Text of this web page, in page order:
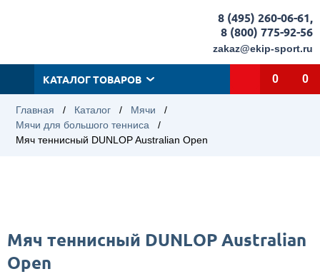
8 (495) 260-06-61,
8 (800) 775-92-56
zakaz@ekip-sport.ru
КАТАЛОГ ТОВАРОВ 0 0
Главная / Каталог / Мячи
/
Мячи для большого тенниса
/
Мяч теннисный DUNLOP Australian Open
Мяч теннисный DUNLOP Australian
Open